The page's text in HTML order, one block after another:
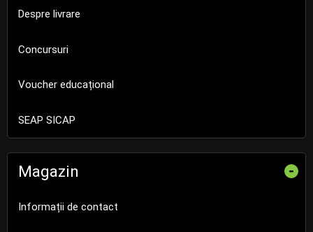
Despre livrare
Concursuri
Voucher educațional
SEAP SICAP
Magazin -
Informații de contact